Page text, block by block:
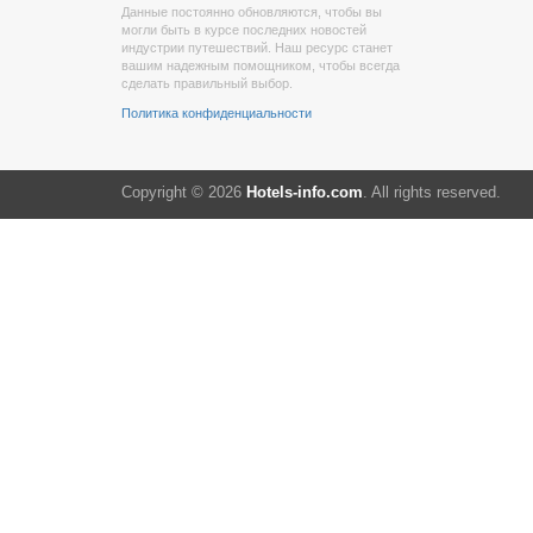
Данные постоянно обновляются, чтобы вы
могли быть в курсе последних новостей
индустрии путешествий. Наш ресурс станет
вашим надежным помощником, чтобы всегда
сделать правильный выбор.
Политика конфиденциальности
Copyright © 2026 Hotels-info.com. All rights reserved.